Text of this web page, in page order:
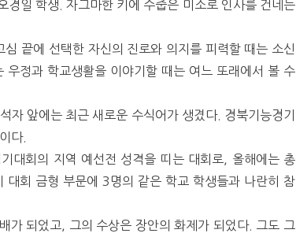
경일 학생. 자그마한 키에 수줍은 미소로 인사를 건네는
끝에 선택한 자신의 진로와 의지를 피력할 때는 소신
정과 학교생활을 이야기할 때는 여느 또래에서 볼 수
앞에는 최근 새로운 수식어가 생겼다. 경북기능경기
다.
대회의 지역 예선전 성격을 띠는 대회로, 올해에는 총
회 금형 부문에 3명의 같은 학교 학생들과 나란히 참
되었고, 그의 수상은 장안의 화제가 되었다. 그도 그